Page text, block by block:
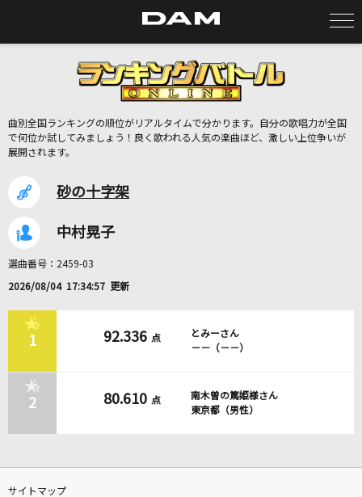
カラオケ検索
カラオケ店舗検索
カラオケリクエスト
リアルタイムで歌われている曲の一覧
なんちゅう恋をやってるぅ YOU KNOW?
Berryz工房
天国
Mrs. GREEN APPLE
曲別全国ランキングの順位がリアルタイムで分かります。自分の歌唱力が全国
で何位か試してみましょう！良く歌われる人気の楽曲ほど、激しい上位争いが
展開されます。
砂の十字架
中村晃子
選曲番号：2459-03
2026/08/04 17:34:57 更新
1 92.336 点
とみーさん
－－（－－）
2 80.610 点
南木曽の篤姫様さん
東京都（男性）
サイトマップ